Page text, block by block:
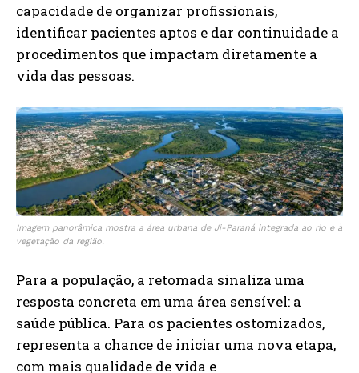
capacidade de organizar profissionais,
identificar pacientes aptos e dar continuidade a
procedimentos que impactam diretamente a
vida das pessoas.
Imagem panorâmica mostra a área urbana de Ji-Paraná integrada ao rio e à
vegetação da região.
Para a população, a retomada sinaliza uma
resposta concreta em uma área sensível: a
saúde pública. Para os pacientes ostomizados,
representa a chance de iniciar uma nova etapa,
com mais qualidade de vida e